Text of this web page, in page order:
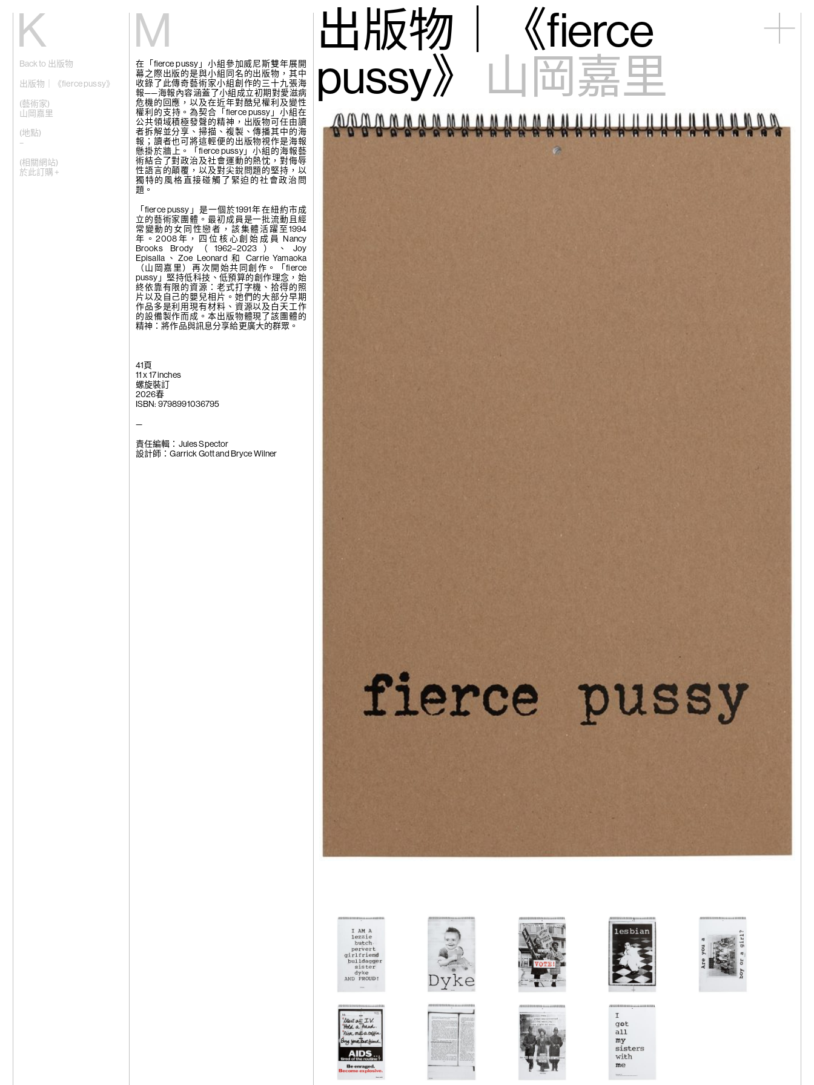
主頁
展覽
藝術家
艾域克·柏達
格雷斯·卡尼
張雅琹
趙容翊
周育正
蒂梵妮·鐘
崔新明
何子彥
許鶴溪
高倩彤
關尚智
敬美
賴志盛
法比安·梅洛
苗穎
娜布其
鮑藹倫
邵若然
陶輝
特羅拉馬
張公松
曾建穎
謝素梅
王之博
王衛
阿彼察邦·韋拉斯哈古
視頻
(265) 張公松｜醒來
吧，蜉蝣…
(264)
楊學德｜老地方
(263)
特羅拉馬，《異
中求同》，2024
(262)
劉曉輝｜香港的
黃炳，《肛門耳
語》，2024
(260) 黃炳，《耳屎落
石》，2022
(259) 黃炳，《吹哨
人》，2024
(258)
陶輝，《辛
苦》，2023
新訊
關於我們
English
Back to 出版物
出版物｜《fierce pussy》
(藝術家)
山岡嘉里
(地點)
–
(相關網站)
於此訂購 +
在「fierce pussy」小組參加威尼斯雙年展開
幕之際出版的是與小組同名的出版物，其中
收錄了此傳奇藝術家小組創作的三十九張海
報——海報內容涵蓋了小組成立初期對愛滋病
危機的回應，以及在近年對酷兒權利及變性
權利的支持。為契合「fierce pussy」小組在
公共領域積極發聲的精神，出版物可任由讀
者拆解並分享、掃描、複製、傳播其中的海
報；讀者也可將這輕便的出版物視作是海報
懸掛於牆上。「fierce pussy」小組的海報藝
術結合了對政治及社會運動的熱忱，對侮辱
性語言的顛覆，以及對尖銳問題的堅持，以
獨特的風格直接碰觸了緊迫的社會政治問
題。
「fierce pussy」是一個於1991年在紐約市成
立的藝術家團體。最初成員是一批流動且經
常變動的女同性戀者，該集體活躍至1994
年。2008年，四位核心創始成員 Nancy
Brooks Brody（1962–2023）、Joy
Episalla、Zoe Leonard 和 Carrie Yamaoka
（山岡嘉里）再次開始共同創作。「fierce
pussy」堅持低科技、低預算的創作理念，始
終依靠有限的資源：老式打字機、拾得的照
片以及自己的嬰兒相片。她們的大部分早期
作品多是利用現有材料、資源以及白天工作
的設備製作而成。本出版物體現了該團體的
精神：將作品與訊息分享給更廣大的群眾。
41頁
11 x 17 inches
螺旋裝訂
2026春
ISBN: 9798991036795
—
責任編輯：Jules Spector
設計師：Garrick Gott and Bryce Wilner
出版物｜《fierce
pussy》
山岡嘉里